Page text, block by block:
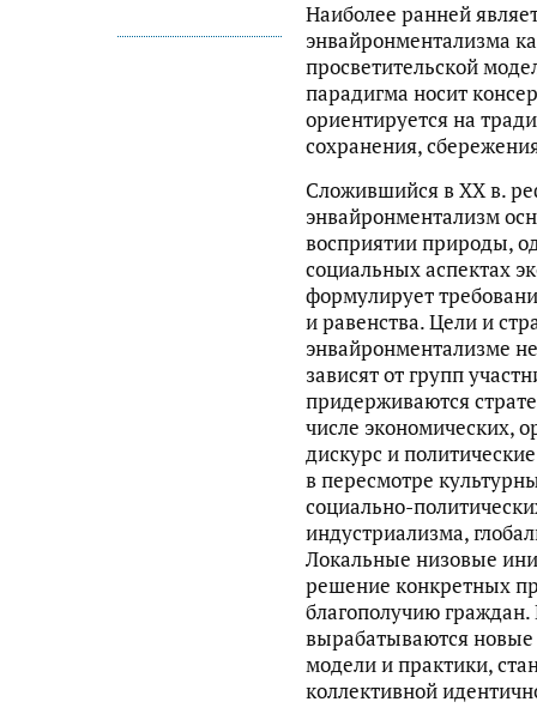
Наиболее ранней
энвайронментализма
просветительской
парадигма носит
ориентируется на
сохранения,
Сложившийся в ХХ в.
энвайронментализм
восприятии природы,
социальных аспектах
формулирует
и равенства. Цели и
энвайронментализме
зависят от групп
придерживаются
числе экономических,
дискурс и
в пересмотре
социально-
индустриализма,
Локальные низовые
решение конкретных
благополучию
вырабатываются новые
модели и практики,
коллективной